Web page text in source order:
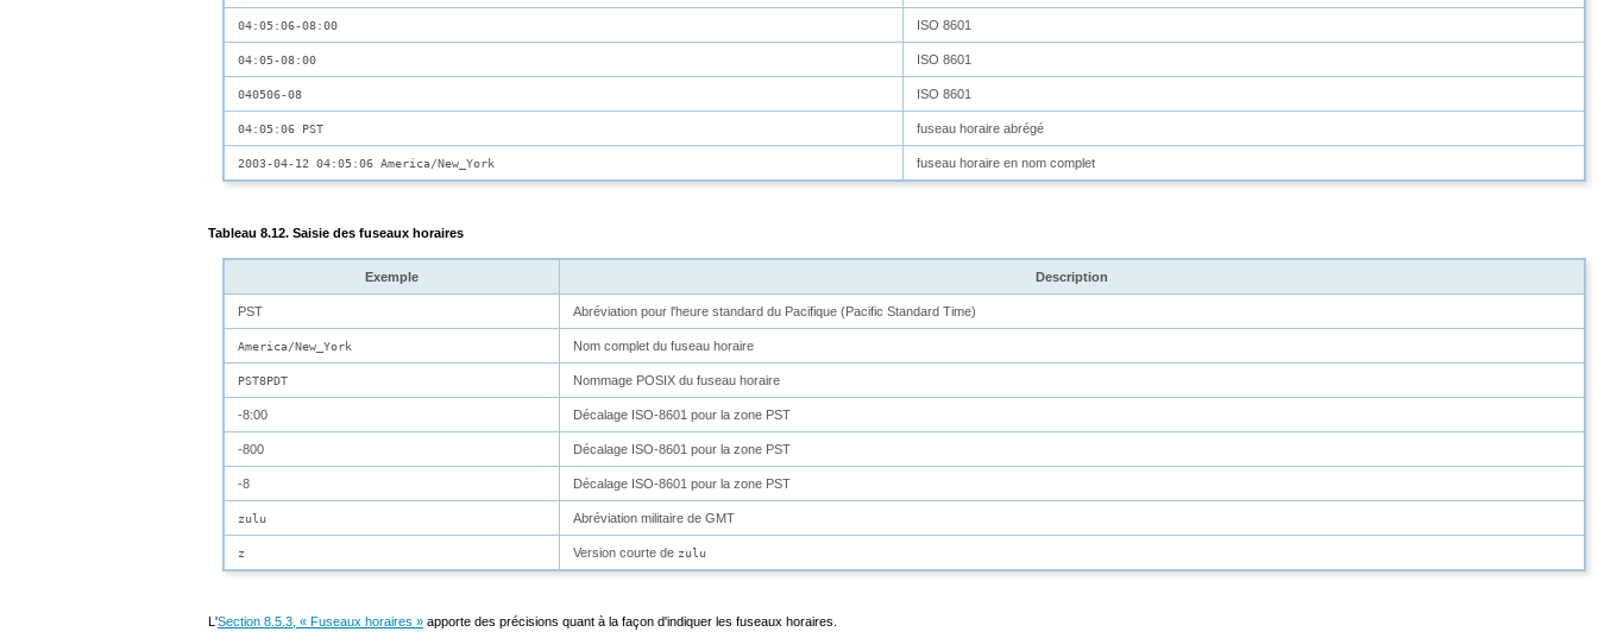
04:05:06-08:00 ISO 8601
04:05-08:00 ISO 8601
040506-08 ISO 8601
04:05:06 PST fuseau horaire abrégé
2003-04-12 04:05:06 America/New_York fuseau horaire en nom complet
Tableau 8.12. Saisie des fuseaux horaires
Exemple Description
PST Abréviation pour l'heure standard du Pacifique (Pacific Standard Time)
America/New_York Nom complet du fuseau horaire
PST8PDT Nommage POSIX du fuseau horaire
-8:00 Décalage ISO-8601 pour la zone PST
-800 Décalage ISO-8601 pour la zone PST
-8 Décalage ISO-8601 pour la zone PST
zulu Abréviation militaire de GMT
z Version courte de zulu
L'Section 8.5.3, « Fuseaux horaires » apporte des précisions quant à la façon d'indiquer les fuseaux horaires.